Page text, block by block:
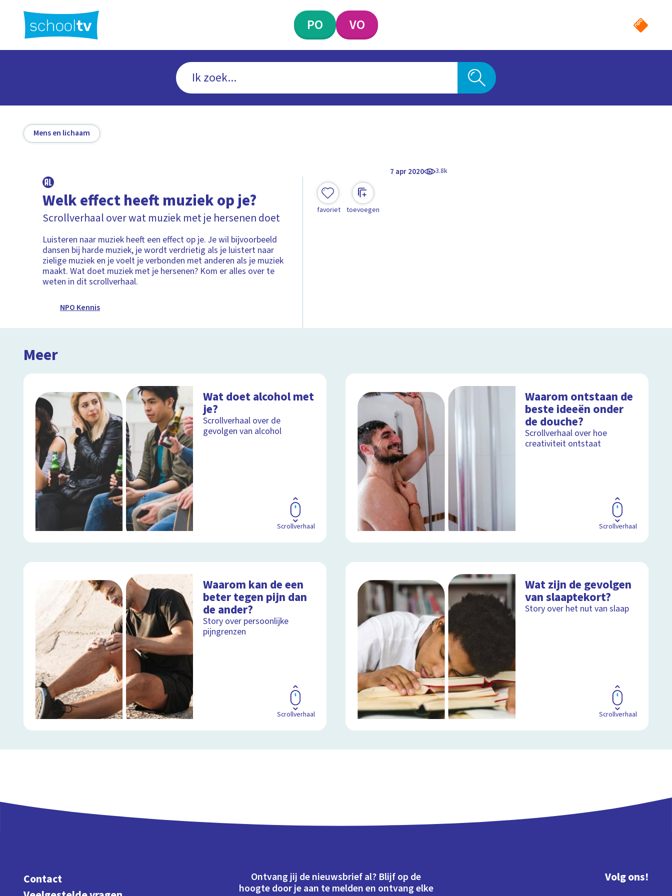
hoofdinhoud
PO VO
Mens en lichaam
7 apr 2020 3.8k
Welk effect heeft muziek op je?
Scrollverhaal over wat muziek met je hersenen doet
Luisteren naar muziek heeft een effect op je. Je wil bijvoorbeeld
dansen bij harde muziek, je wordt verdrietig als je luistert naar
zielige muziek en je voelt je verbonden met anderen als je muziek
maakt. Wat doet muziek met je hersenen? Kom er alles over te
weten in dit scrollverhaal.
NPO Kennis
favoriet toevoegen
Meer
Wat doet alcohol met
je?
Scrollverhaal over de
gevolgen van alcohol
Scrollverhaal
Waarom ontstaan de
beste ideeën onder
de douche?
Scrollverhaal over hoe
creativiteit ontstaat
Scrollverhaal
Waarom kan de een
beter tegen pijn dan
de ander?
Story over persoonlijke
pijngrenzen
Scrollverhaal
Wat zijn de gevolgen
van slaaptekort?
Story over het nut van slaap
Scrollverhaal
Contact
Ontvang jij de nieuwsbrief al? Blijf op de
hoogte door je aan te melden en ontvang elke
Volg ons!